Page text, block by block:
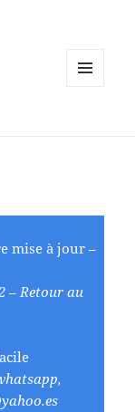
mise à jour –
– Retour au